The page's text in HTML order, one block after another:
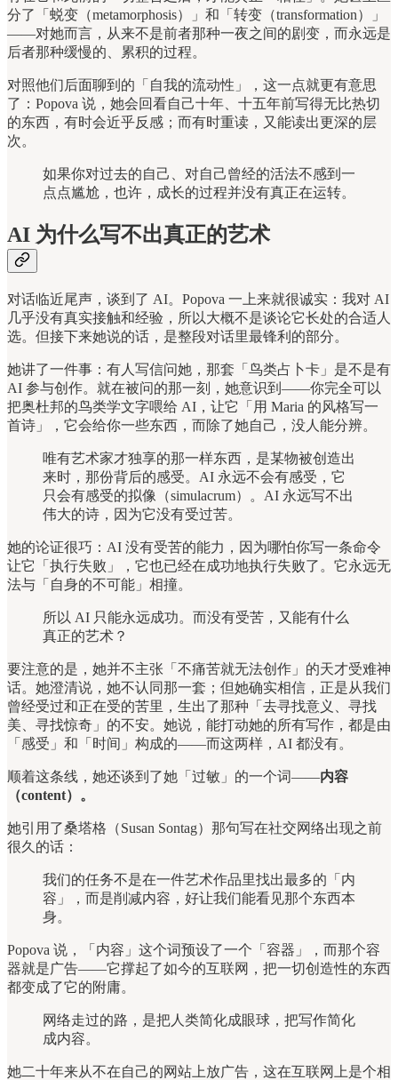
分了「蜕变（metamorphosis）」和「转变（transformation）」
——对她而言，从来不是前者那种一夜之间的剧变，而永远是
后者那种缓慢的、累积的过程。
对照他们后面聊到的「自我的流动性」，这一点就更有意思
了：Popova 说，她会回看自己十年、十五年前写得无比热切
的东西，有时会近乎反感；而有时重读，又能读出更深的层
次。
如果你对过去的自己、对自己曾经的活法不感到一
点点尴尬，也许，成长的过程并没有真正在运转。
AI 为什么写不出真正的艺术
对话临近尾声，谈到了 AI。Popova 一上来就很诚实：我对 AI
几乎没有真实接触和经验，所以大概不是谈论它长处的合适人
选。但接下来她说的话，是整段对话里最锋利的部分。
她讲了一件事：有人写信问她，那套「鸟类占卜卡」是不是有
AI 参与创作。就在被问的那一刻，她意识到——你完全可以
把奥杜邦的鸟类学文字喂给 AI，让它「用 Maria 的风格写一
首诗」，它会给你一些东西，而除了她自己，没人能分辨。
唯有艺术家才独享的那一样东西，是某物被创造出
来时，那份背后的感受。AI 永远不会有感受，它
只会有感受的拟像（simulacrum）。AI 永远写不出
伟大的诗，因为它没有受过苦。
她的论证很巧：AI 没有受苦的能力，因为哪怕你写一条命令
让它「执行失败」，它也已经在成功地执行失败了。它永远无
法与「自身的不可能」相撞。
所以 AI 只能永远成功。而没有受苦，又能有什么
真正的艺术？
要注意的是，她并不主张「不痛苦就无法创作」的天才受难神
话。她澄清说，她不认同那一套；但她确实相信，正是从我们
曾经受过和正在受的苦里，生出了那种「去寻找意义、寻找
美、寻找惊奇」的不安。她说，能打动她的所有写作，都是由
「感受」和「时间」构成的——而这两样，AI 都没有。
顺着这条线，她还谈到了她「过敏」的一个词——内容
（content）。
她引用了桑塔格（Susan Sontag）那句写在社交网络出现之前
很久的话：
我们的任务不是在一件艺术作品里找出最多的「内
容」，而是削减内容，好让我们能看见那个东西本
身。
Popova 说，「内容」这个词预设了一个「容器」，而那个容
器就是广告——它撑起了如今的互联网，把一切创造性的东西
都变成了它的附庸。
网络走过的路，是把人类简化成眼球，把写作简化
成内容。
她二十年来从不在自己的网站上放广告，这在互联网上是个相